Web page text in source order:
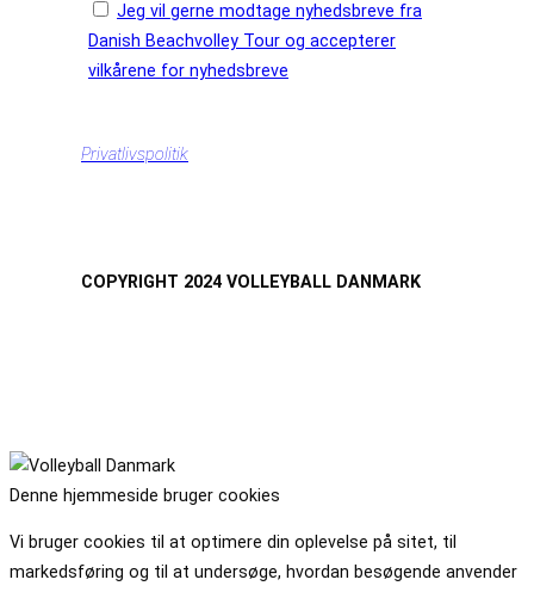
Jeg vil gerne modtage nyhedsbreve fra
Danish Beachvolley Tour og accepterer
vilkårene for nyhedsbreve
Privatlivspolitik
COPYRIGHT 2024 VOLLEYBALL DANMARK
Denne hjemmeside bruger cookies
Vi bruger cookies til at optimere din oplevelse på sitet, til
markedsføring og til at undersøge, hvordan besøgende anvender